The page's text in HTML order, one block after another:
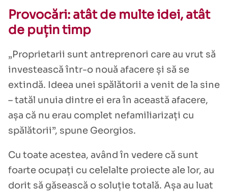
Provocări: atât de multe idei, atât
de puțin timp
„Proprietarii sunt antreprenori care au vrut să
investească într-o nouă afacere și să se
extindă. Ideea unei spălătorii a venit de la sine
– tatăl unuia dintre ei era în această afacere,
așa că nu erau complet nefamiliarizați cu
spălătorii”, spune Georgios.
Cu toate acestea, având în vedere că sunt
foarte ocupați cu celelalte proiecte ale lor, au
dorit să găsească o soluție totală. Așa au luat